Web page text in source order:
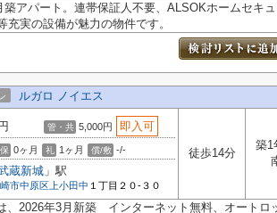
築アパート。連帯保証人不要、ALSOKホームセキ
実の設備が魅力の物件です。
ルガロ ノイエス
管・共 5,000円 即入可
保 0ヶ月 礼 1ヶ月 償/敷 -/-
蔵新城 」駅
市中原区 上小田中 １丁目２０-３０
徒歩14分
築1
、2026年3月新築 インターネット無料、オートロ